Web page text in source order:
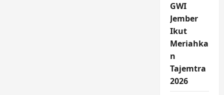
GWI
Jember
Ikut
Meriahka
n
Tajemtra
2026